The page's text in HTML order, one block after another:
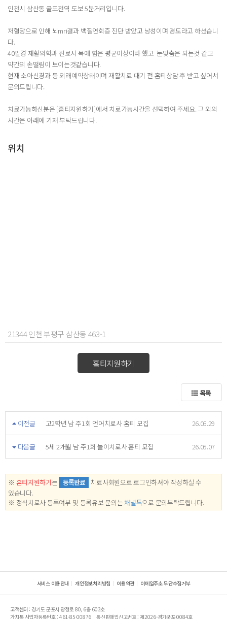
인천시 삼산동 굴포천역 도보 5분거리입니다.
저혈당으로 인해 뇌mri결과 백질연회증 진단 받았고 낭성이며 경도라고 하셨습니
다.
40일경 재활의학과 진료시 목에 힘은 평균이상이라 했고 눈맞춤은 되는것 같고
약간의 손떨림이 보이는것같습니다.
현재 소아신경과 등 외래예약상태이며 재활치료 대기 전 홈티상담 후 받고 싶어서
문의드립니다.
치료가능하신분은 [홈티지원하기]에서 치료가능시간을 선택하여 주세요. 그 외의
시간은 아래에 기재 부탁드립니다.
위치
21344 인천 부평구 삼산동 463-1
홈티지원하기
목록
이전글 고2학년 남 주1회 언어치료사 홈티 모집 26.05.29
다음글 5세 2개월 남 주1회 놀이치료사 홈티 모집 26.05.07
※ 홈티지원하기는 등록완료 치료사회원으로 로그인하셔야 작성하실 수
있습니다.
※ 정식치료사 등록여부 및 등록유보 문의는 채널톡으로 문의부탁드립니다.
서비스 이용안내 개인정보처리방침 이용약관 이메일주소 무단수집거부
고객센터 : 경기도 군포시 광정로 80, 6층 603호
가치톡 사업자등록번호 : 461-85-00876
통신판매업신고번호 : 제2026-경기군포-0084호